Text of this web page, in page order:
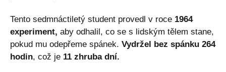
Tento sedmnáctiletý student provedl v roce 1964
experiment, aby odhalil, co se s lidským tělem stane,
pokud mu odepřeme spánek. Vydržel bez spánku 264
hodin, což je 11 zhruba dní.